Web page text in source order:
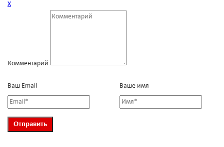
Х
Комментарий
Ваш Email Ваше имя